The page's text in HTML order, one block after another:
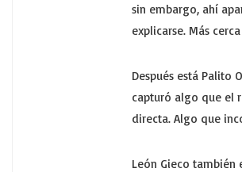
sin embargo, ahí
explicarse. Más
Después está Palito
capturó algo que el
directa. Algo que
León Gieco también